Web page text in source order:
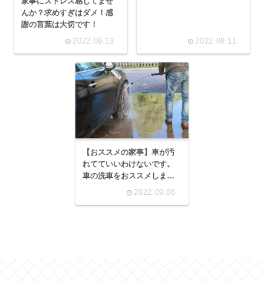
んか？求めすぎはダメ！感
謝の言葉は大切です！
2022.09.13 2022.09.11
【おススメの家事】車が汚
れてていいわけないです。
車の洗車をおススメしま
2022.09.06